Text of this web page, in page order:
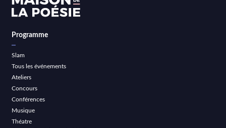
Programme
Slam
Tous les événements
Ateliers
Concours
Conférences
Musique
Théatre